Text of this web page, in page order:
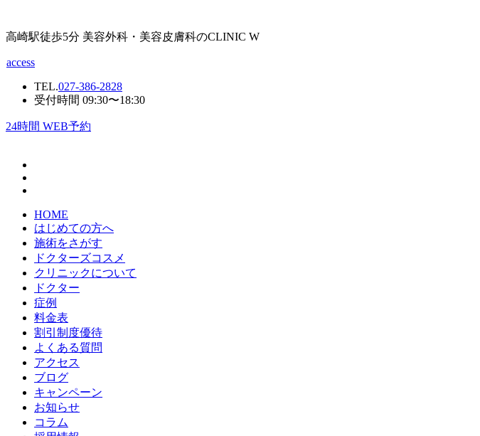
高崎駅徒歩5分 美容外科・美容皮膚科のCLINIC W
access
TEL.027-386-2828
受付時間 09:30〜18:30
24時間 WEB予約
HOME
はじめての方へ
施術をさがす
ドクターズコスメ
クリニックについて
ドクター
症例
料金表
割引制度優待
よくある質問
アクセス
ブログ
キャンペーン
お知らせ
コラム